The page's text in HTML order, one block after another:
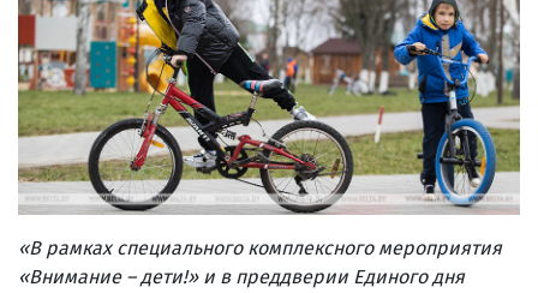
«В рамках специального комплексного мероприятия
«Внимание – дети!» и в преддверии Единого дня